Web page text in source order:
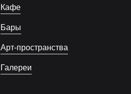
Кафе
Бары
Арт-пространства
Галереи